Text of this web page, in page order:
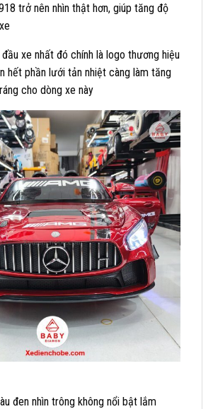
trở nên nhìn thật hơn, giúp tăng độ
xe nhất đó chính là logo thương hiệu
hết phần lưới tản nhiệt càng làm tăng
cho dòng xe này
đen nhìn trông không nổi bật lắm